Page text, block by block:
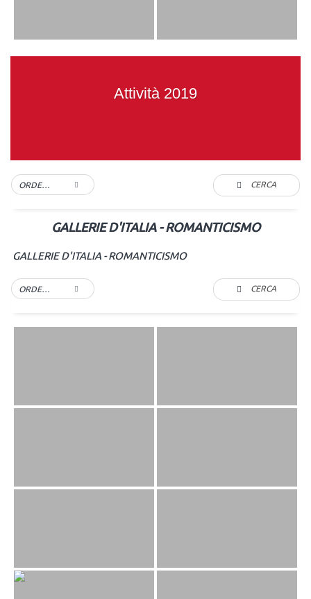
Attività 2019
ORDER BY DEFAULT CERCA
GALLERIE D'ITALIA - ROMANTICISMO
GALLERIE D'ITALIA - ROMANTICISMO
ORDER BY DEFAULT CERCA